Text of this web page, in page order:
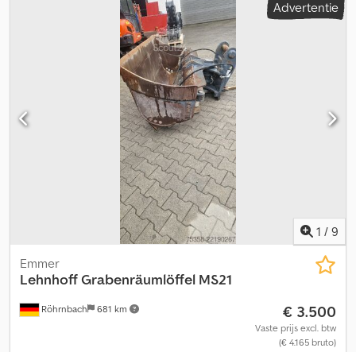
21 ton €2.150 5 MS10 800mm 0,489m³ Tanden 12-16 ton €2.260 6
MS10 800mm 0,54m³ Tanden 16-21 ton €2.360 7 MS10 850mm
0,53m³ Tanden + mes 16-21 ton €2.580 Dsdpou Dx Uaefx An Eekr 8
MS10 1000mm 0,72m³ Tanden 16-21 ton €2.540 9 MS10 1000mm
0,61m³ Tanden 12-16 ton €2.410 10 MS10 1200mm 0,894m³ Tanden
16-21 ton €2.760 11 MS10 1200mm 0,69m³ Tanden + mes 12-16 ton
€2.840 12 MS10 1200mm 0,69m³ Tanden 12-16 ton €2.600 13 MS10
1200mm 0,9m³ Tanden + mes 16-21 ton €3.000 14 MS10 1300mm
0,985m³ Tanden 16-21 ton €2.910 15 MS21 1400mm 1,195m³ Tanden
20-26 ton €3.530 Direct uit voorraad leverbaar. Van Duitse
fabrikant, topkwaliteit.
Advertentie
1 / 9
Röhrnbach 681 km
Emmer
LehnhoffGrabenräumlöffel MS21
€ 3.500
Vaste prijs excl. btw
(€ 4.165 bruto)